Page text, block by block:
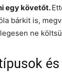
egy követőt.
bárkit is,
ne
és